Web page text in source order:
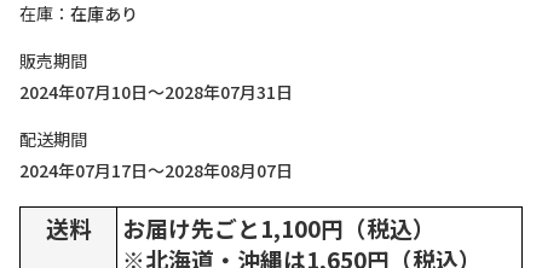
在庫
在庫あり
販売期間
2024年07月10日～2028年07月31日
配送期間
2024年07月17日～2028年08月07日
送料
お届け先ごと1,100円（税込）
※北海道・沖縄は1,650円（税込）